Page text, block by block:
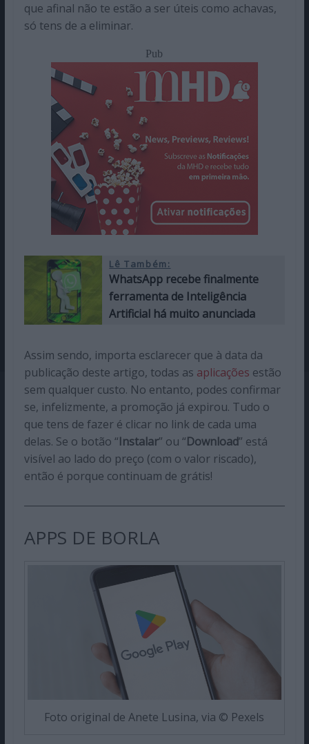
que afinal não te estão a ser úteis como achavas,
só tens de a eliminar.
Pub
Lê Também:
WhatsApp recebe finalmente
ferramenta de Inteligência
Artificial há muito anunciada
Assim sendo, importa esclarecer que à data da
publicação deste artigo, todas as aplicações estão
sem qualquer custo. No entanto, podes confirmar
se, infelizmente, a promoção já expirou. Tudo o
que tens de fazer é clicar no link de cada uma
delas. Se o botão “Instalar” ou “Download” está
visível ao lado do preço (com o valor riscado),
então é porque continuam de grátis!
APPS DE BORLA
Foto original de Anete Lusina, via © Pexels